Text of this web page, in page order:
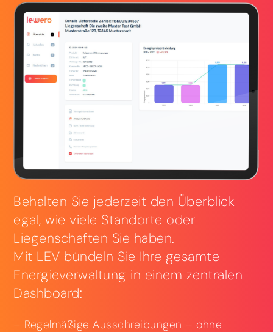
Behalten Sie jederzeit den Überblick –
egal, wie viele Standorte oder
Liegenschaften Sie haben.
Mit LEV bündeln Sie Ihre gesamte
Energieverwaltung in einem zentralen
Dashboard:
Regelmäßige Ausschreibungen – ohne